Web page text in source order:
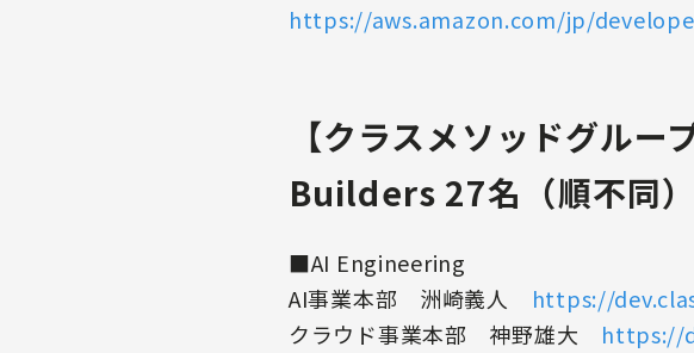
https://aws.amazon.com/jp/
【クラスメソッドグル
Builders 27名（順不同）
■AI Engineering
AI事業本部 洲崎義人 https://
クラウド事業本部 神野雄大 https://